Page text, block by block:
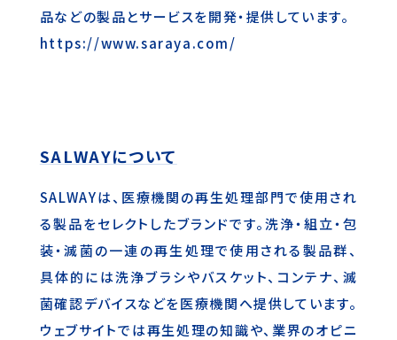
品などの製品とサービスを開発・提供しています。
https://www.saraya.com/
SALWAYについて
SALWAYは、医療機関の再生処理部門で使用され
る製品をセレクトしたブランドです。洗浄・組立・包
装・滅菌の一連の再生処理で使用される製品群、
具体的には洗浄ブラシやバスケット、コンテナ、滅
菌確認デバイスなどを医療機関へ提供しています。
ウェブサイトでは再生処理の知識や、業界のオピニ